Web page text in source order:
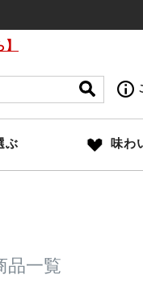
ぶ 味わ
品一覧